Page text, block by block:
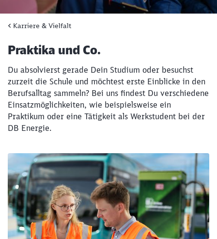
Karriere & Vielfalt
Praktika und Co.
Du absolvierst gerade Dein Studium oder besuchst
zurzeit die Schule und möchtest erste Einblicke in den
Berufsalltag sammeln? Bei uns findest Du verschiedene
Einsatzmöglichkeiten, wie beispielsweise ein
Praktikum oder eine Tätigkeit als Werkstudent bei der
DB Energie.